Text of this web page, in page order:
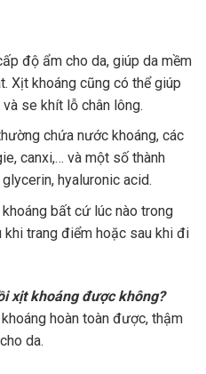
độ ẩm cho da, giúp da mềm
Xịt khoáng cũng có thể giúp
se khít lỗ chân lông.
chứa nước khoáng, các
canxi,… và một số thành
hyaluronic acid.
bất cứ lúc nào trong
khi trang điểm hoặc sau khi đi
xịt khoáng được không?
hoàn toàn được, thậm
da.